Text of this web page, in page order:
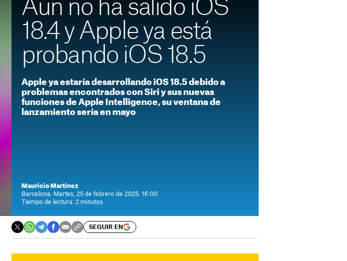
Aún no ha salido iOS
18.4 y Apple ya está
probando iOS 18.5
Apple ya estaría desarrollando iOS 18.5 debido a
problemas encontrados con Siri y sus nuevas
funciones de Apple Intelligence, su ventana de
lanzamiento sería en mayo
Mauricio Martínez
Barcelona. Martes, 25 de febrero de 2025. 16:00
Tiempo de lectura: 2 minutos
SEGUIR EN